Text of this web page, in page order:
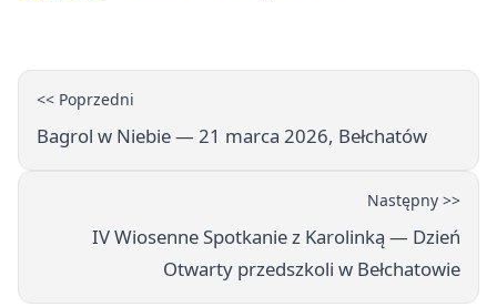
<< Poprzedni
Bagrol w Niebie — 21 marca 2026, Bełchatów
Następny >>
IV Wiosenne Spotkanie z Karolinką — Dzień
Otwarty przedszkoli w Bełchatowie